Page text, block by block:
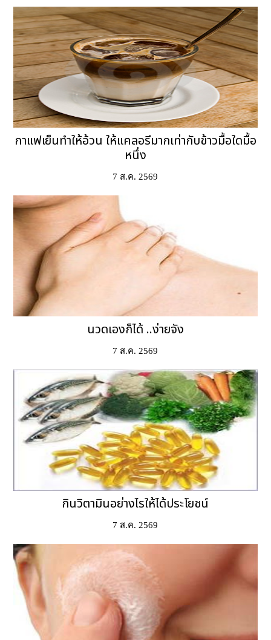
กาแฟเย็นทำให้อ้วน ให้แคลอรีมากเท่ากับข้าวมื้อใดมื้อ
หนึ่ง
7 ส.ค. 2569
นวดเองก็ได้ ..ง่ายจัง
7 ส.ค. 2569
กินวิตามินอย่างไรให้ได้ประโยชน์
7 ส.ค. 2569